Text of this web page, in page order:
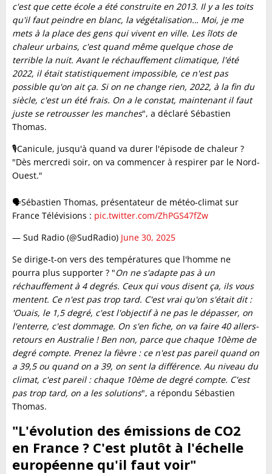
c'est que cette école a été construite en 2013. Il y a les toits
qu'il faut peindre en blanc, la végétalisation… Moi, je me
mets à la place des gens qui vivent en ville. Les îlots de
chaleur urbains, c'est quand même quelque chose de
terrible la nuit. Avant le réchauffement climatique, l'été
2022, il était statistiquement impossible, ce n'est pas
possible qu'on ait ça. Si on ne change rien, 2022, à la fin du
siècle, c'est un été frais. On a le constat, maintenant il faut
juste se retrousser les manches", a déclaré Sébastien
Thomas.
🎙️Canicule, jusqu'à quand va durer l'épisode de chaleur ?
"Dès mercredi soir, on va commencer à respirer par le Nord-
Ouest."
🗣️Sébastien Thomas, présentateur de météo-climat sur
France Télévisions : pic.twitter.com/ZhPGS47fZw
— Sud Radio (@SudRadio) June 30, 2025
Se dirige-t-on vers des températures que l'homme ne
pourra plus supporter ? "On ne s'adapte pas à un
réchauffement à 4 degrés. Ceux qui vous disent ça, ils vous
mentent. Ce n'est pas trop tard. C'est vrai qu'on s'était dit :
'Ouais, le 1,5 degré, c'est l'objectif à ne pas le dépasser, on
l'enterre, c'est dommage. On s'en fiche, on va faire 40 allers-
retours en Australie ! Ben non, parce que chaque 10ème de
degré compte. Prenez la fièvre : ce n'est pas pareil quand on
a 39,5 ou quand on a 39, on sent la différence. Au niveau du
climat, c'est pareil : chaque 10ème de degré compte. C'est
pas trop tard, on a les solutions", a répondu Sébastien
Thomas.
"L'évolution des émissions de CO2
en France ? C'est plutôt à l'échelle
européenne qu'il faut voir"